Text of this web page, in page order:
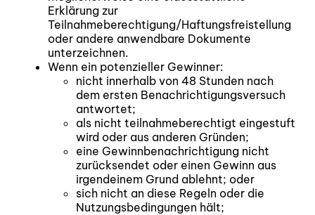
Erklärung zur
Teilnahmeberechtigung/Haftungsfreistellung
oder andere anwendbare Dokumente
unterzeichnen.
Wenn ein potenzieller Gewinner:
nicht innerhalb von 48 Stunden nach
dem ersten Benachrichtigungsversuch
antwortet;
als nicht teilnahmeberechtigt eingestuft
wird oder aus anderen Gründen;
eine Gewinnbenachrichtigung nicht
zurücksendet oder einen Gewinn aus
irgendeinem Grund ablehnt; oder
sich nicht an diese Regeln oder die
Nutzungsbedingungen hält;